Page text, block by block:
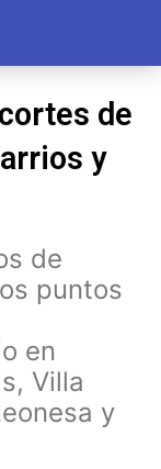
de
y
de
puntos
en
Villa
y